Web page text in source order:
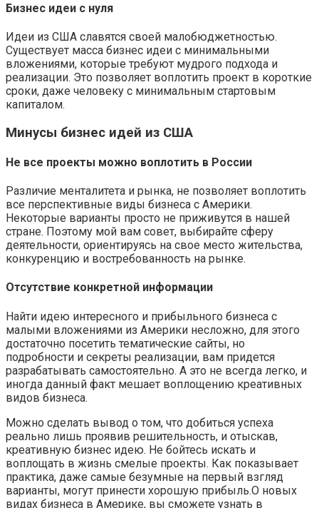
Бизнес идеи с нуля
Идеи из США славятся своей малобюджетностью.
Существует масса бизнес идеи с минимальными
вложениями, которые требуют мудрого подхода и
реализации. Это позволяет воплотить проект в короткие
сроки, даже человеку с минимальным стартовым
капиталом.
Минусы бизнес идей из США
Не все проекты можно воплотить в России
Различие менталитета и рынка, не позволяет воплотить
все перспективные виды бизнеса с Америки.
Некоторые варианты просто не приживутся в нашей
стране. Поэтому мой вам совет, выбирайте сферу
деятельности, ориентируясь на свое место жительства,
конкуренцию и востребованность на рынке.
Отсутствие конкретной информации
Найти идею интересного и прибыльного бизнеса с
малыми вложениями из Америки несложно, для этого
достаточно посетить тематические сайты, но
подробности и секреты реализации, вам придется
разрабатывать самостоятельно. А это не всегда легко, и
иногда данный факт мешает воплощению креативных
видов бизнеса.
Можно сделать вывод о том, что добиться успеха
реально лишь проявив решительность, и отыскав,
креативную бизнес идею. Не бойтесь искать и
воплощать в жизнь смелые проекты. Как показывает
практика, даже самые безумные на первый взгляд
варианты, могут принести хорошую прибыль.О новых
видах бизнеса в Америке, вы сможете узнать в